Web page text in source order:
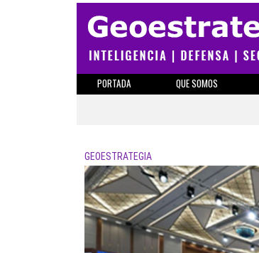
PORTADA QUE SOMOS
GEOESTRATEGIA